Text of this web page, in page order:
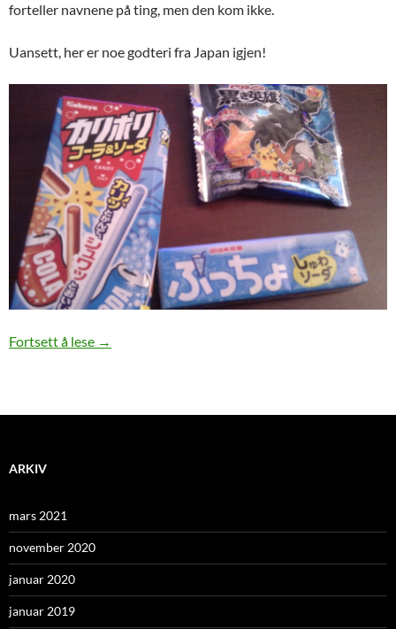
forteller navnene på ting, men den kom ikke.
Uansett, her er noe godteri fra Japan igjen!
Fortsett å lese Candy Japan, uke 47
→
ARKIV
mars 2021
november 2020
januar 2020
januar 2019